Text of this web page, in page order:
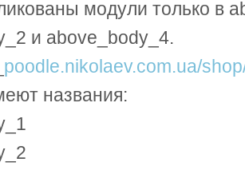
модули только в
и above_body_4.
poodle.nikolaev.com.ua/
названия: